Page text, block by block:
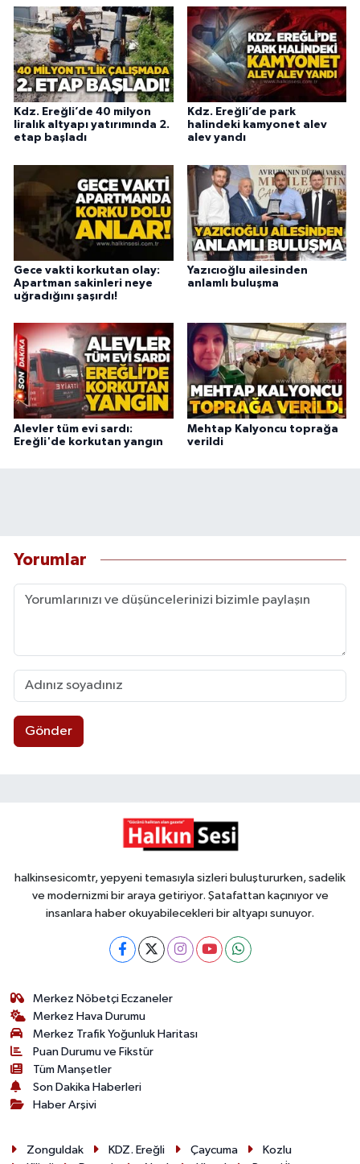
Kdz. Ereğli’de 40 milyon
liralık altyapı yatırımında 2.
etap başladı
Kdz. Ereğli’de park
halindeki kamyonet alev
alev yandı
Gece vakti korkutan olay:
Apartman sakinleri neye
uğradığını şaşırdı!
Yazıcıoğlu ailesinden
anlamlı buluşma
Alevler tüm evi sardı:
Ereğli'de korkutan yangın
Mehtap Kalyoncu toprağa
verildi
Yorumlar
Gönder
halkinsesicomtr, yepyeni temasıyla sizleri buluştururken, sadelik
ve modernizmi bir araya getiriyor. Şatafattan kaçınıyor ve
insanlara haber okuyabilecekleri bir altyapı sunuyor.
Merkez Nöbetçi Eczaneler
Merkez Hava Durumu
Merkez Trafik Yoğunluk Haritası
Puan Durumu ve Fikstür
Tüm Manşetler
Son Dakika Haberleri
Haber Arşivi
Zonguldak KDZ. Ereğli Çaycuma
Kozlu